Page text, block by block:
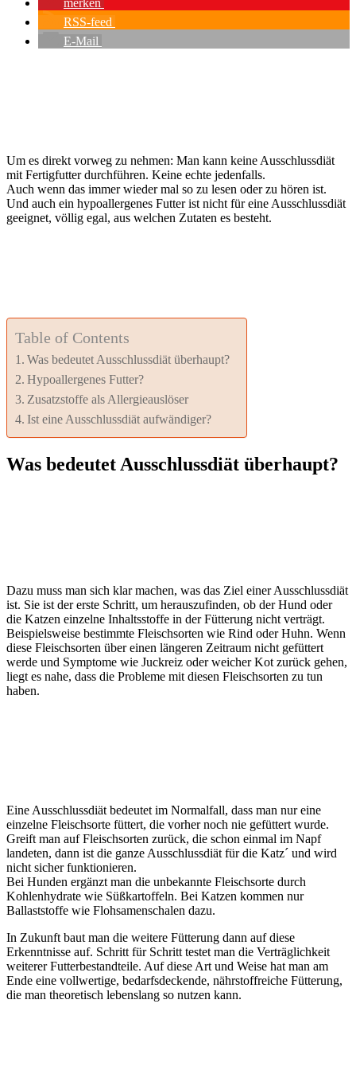
RSS-feed
E-Mail
Um es direkt vorweg zu nehmen: Man kann keine Ausschlussdiät
mit Fertigfutter durchführen. Keine echte jedenfalls.
Auch wenn das immer wieder mal so zu lesen oder zu hören ist.
Und auch ein hypoallergenes Futter ist nicht für eine Ausschlussdiät
geeignet, völlig egal, aus welchen Zutaten es besteht.
Table of Contents
Was bedeutet Ausschlussdiät überhaupt?
Hypoallergenes Futter?
Zusatzstoffe als Allergieauslöser
Ist eine Ausschlussdiät aufwändiger?
Was bedeutet Ausschlussdiät überhaupt?
Dazu muss man sich klar machen, was das Ziel einer Ausschlussdiät
ist. Sie ist der erste Schritt, um herauszufinden, ob der Hund oder
die Katzen einzelne Inhaltsstoffe in der Fütterung nicht verträgt.
Beispielsweise bestimmte Fleischsorten wie Rind oder Huhn. Wenn
diese Fleischsorten über einen längeren Zeitraum nicht gefüttert
werde und Symptome wie Juckreiz oder weicher Kot zurück gehen,
liegt es nahe, dass die Probleme mit diesen Fleischsorten zu tun
haben.
Eine Ausschlussdiät bedeutet im Normalfall, dass man nur eine
einzelne Fleischsorte füttert, die vorher noch nie gefüttert wurde.
Greift man auf Fleischsorten zurück, die schon einmal im Napf
landeten, dann ist die ganze Ausschlussdiät für die Katz´ und wird
nicht sicher funktionieren.
Bei Hunden ergänzt man die unbekannte Fleischsorte durch
Kohlenhydrate wie Süßkartoffeln. Bei Katzen kommen nur
Ballaststoffe wie Flohsamenschalen dazu.
In Zukunft baut man die weitere Fütterung dann auf diese
Erkenntnisse auf. Schritt für Schritt testet man die Verträglichkeit
weiterer Futterbestandteile. Auf diese Art und Weise hat man am
Ende eine vollwertige, bedarfsdeckende, nährstoffreiche Fütterung,
die man theoretisch lebenslang so nutzen kann.